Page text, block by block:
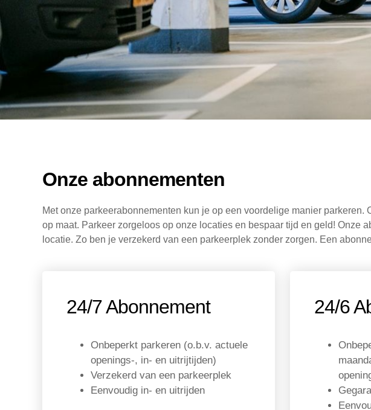
Onze abonnementen
Met onze parkeerabonnementen kun je op een voordelige manier
op maat. Parkeer zorgeloos op onze locaties en bespaar tijd en geld!
locatie. Zo ben je verzekerd van een parkeerplek zonder zorgen. Een
24/7 Abonnement
Onbeperkt parkeren (o.b.v. actuele
openings-, in- en uitrijtijden)
Verzekerd van een parkeerplek
Eenvoudig in- en uitrijden
24/6